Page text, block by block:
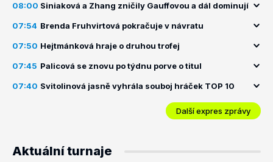
08:00 Siniaková a Zhang zničily Gauffovou a dál dominují
07:54 Brenda Fruhvirtová pokračuje v návratu
07:50 Hejtmánková hraje o druhou trofej
07:45 Palicová se znovu po týdnu porve o titul
07:40 Svitolinová jasně vyhrála souboj hráček TOP 10
Další expres zprávy
Aktuální turnaje